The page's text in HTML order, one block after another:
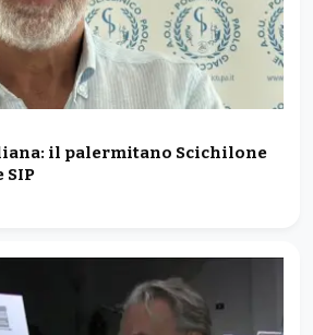
il palermitano Scichilone
SIP